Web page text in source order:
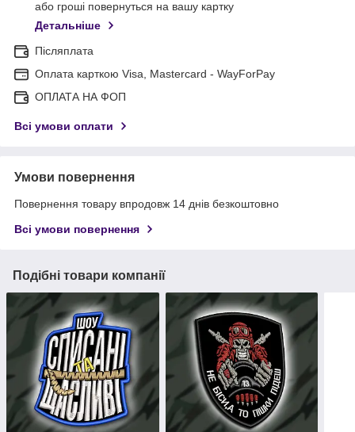
або гроші повернуться на вашу картку
Детальніше
Післяплата
Оплата карткою Visa, Mastercard - WayForPay
ОПЛАТА НА ФОП
Всі умови оплати
Умови повернення
Повернення товару впродовж 14 днів безкоштовно
Всі умови повернення
Подібні товари компанії